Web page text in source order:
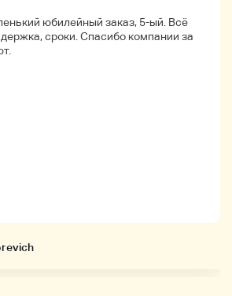
проверку электроэнергии
не указанную в списке.
работу продуктов,
юбилейный заказ, 5-ый. Всё
сроки. Спасибо компании за